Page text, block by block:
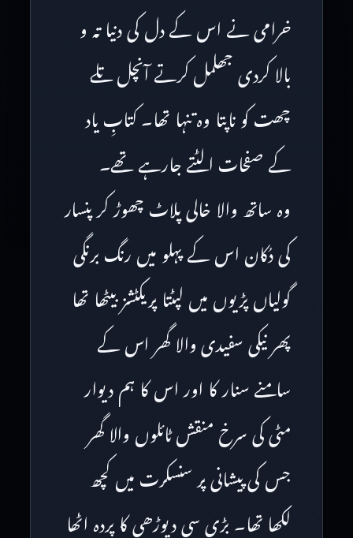
خرامی نے اس کے دل کی دنیا تہ و
بالا کردی جھلمل کرتے آنچل تلے
چھت کو ناپتا وہ تنہا تھا۔ کتابِ یاد
کے صفحات الٹتے جارہے تھے۔
وہ ساتھ والا خالی پلاٹ چھوڑ کر پنسار
کی دُکان اس کے پہلو میں رنگ برنگی
گولیاں پڑیوں میں لپٹتا پریکٹشز بیٹھا تھا
پھر نیکی سفیدی والا گھر اس کے
سامنے سنار کا اور اس کا ہم دیوار
مٹی کی سرخ منقش ٹائلوں والا گھر
جس کی پیشانی پر سنسکرت میں کچھ
لکھا تھا۔ بڑی سی دیوڑھی کا پردہ اٹھا